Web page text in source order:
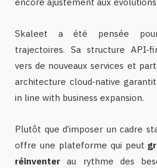
encore ajustement aux
Skaleet a été pensée
trajectoires. Sa structure
vers de nouveaux services et
architecture cloud‑native
in line with business expansion.
Plutôt que d’imposer un cadre
offre une plateforme qui peut
réinventer au rythme des